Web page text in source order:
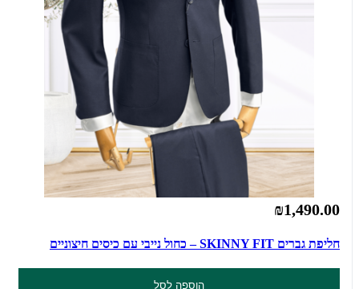
₪1,490.00
חליפת גברים SKINNY FIT – כחול נייבי עם כיסים חיצוניים
הוספה לסל